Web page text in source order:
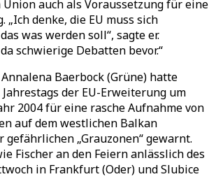
auch als Voraussetzung für eine
„Ich denke, die EU muss sich
was werden soll“, sagte er.
schwierige Debatten bevor.“
Baerbock (Grüne) hatte
der EU-Erweiterung um
2004 für eine rasche Aufnahme von
auf dem westlichen Balkan
gefährlichen „Grauzonen“ gewarnt.
Fischer an den Feiern anlässlich des
in Frankfurt (Oder) und Slubice